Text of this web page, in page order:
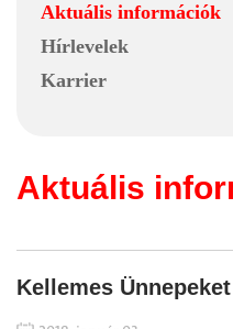
Aktuális információk
Hírlevelek
Karrier
Aktuális
Kellemes Ünnepeket